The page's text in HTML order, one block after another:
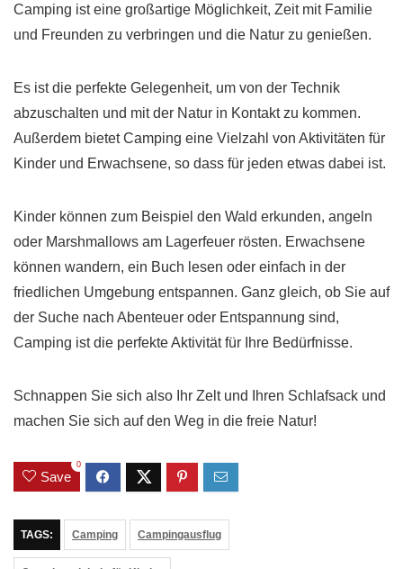
Camping ist eine großartige Möglichkeit, Zeit mit Familie
und Freunden zu verbringen und die Natur zu genießen.
Es ist die perfekte Gelegenheit, um von der Technik
abzuschalten und mit der Natur in Kontakt zu kommen.
Außerdem bietet Camping eine Vielzahl von Aktivitäten für
Kinder und Erwachsene, so dass für jeden etwas dabei ist.
Kinder können zum Beispiel den Wald erkunden, angeln
oder Marshmallows am Lagerfeuer rösten. Erwachsene
können wandern, ein Buch lesen oder einfach in der
friedlichen Umgebung entspannen. Ganz gleich, ob Sie auf
der Suche nach Abenteuer oder Entspannung sind,
Camping ist die perfekte Aktivität für Ihre Bedürfnisse.
Schnappen Sie sich also Ihr Zelt und Ihren Schlafsack und
machen Sie sich auf den Weg in die freie Natur!
Save
0
TAGS: Camping Campingausflug